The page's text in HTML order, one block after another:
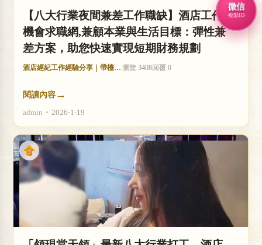
【八大行業夜間兼差工作職缺】酒店工作
機會求職網,兼顧本業與生活目標：彈性兼
差方案，助您快速實現短期財務規劃
酒店經紀工作經驗分享｜帶檯技巧與收入分析 瀏覽 3408回覆 0
閱讀內容 →
admin • 2026-1-19
微信
複製ID